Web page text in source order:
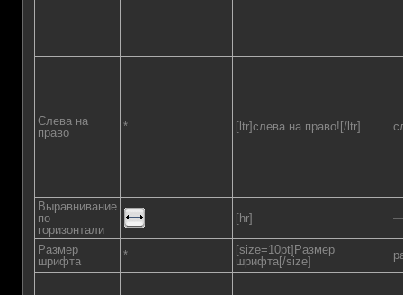
Слева на
право
* [ltr]слева на право![/ltr]
Выравнивание
по
горизонтали
[hr]
Размер
шрифта
*
[size=10pt]Размер
шрифта[/size]